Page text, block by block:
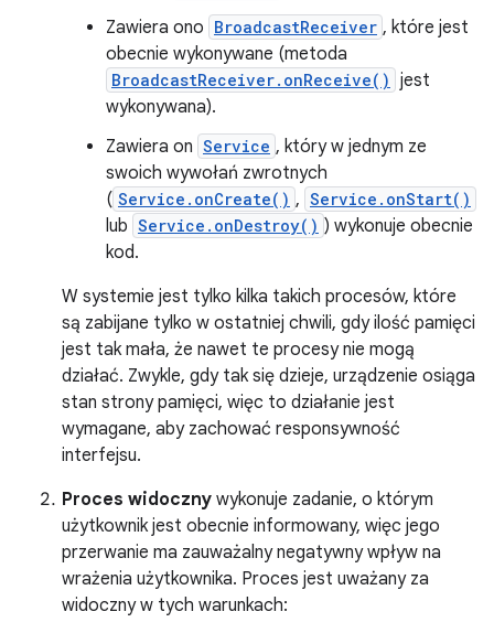
Zawiera ono BroadcastReceiver , które jest
obecnie wykonywane (metoda
BroadcastReceiver.onReceive() jest
wykonywana).
Zawiera on Service , który w jednym ze
swoich wywołań zwrotnych
( Service.onCreate() , Service.onStart()
lub Service.onDestroy() ) wykonuje obecnie
kod.
W systemie jest tylko kilka takich procesów, które
są zabijane tylko w ostatniej chwili, gdy ilość pamięci
jest tak mała, że nawet te procesy nie mogą
działać. Zwykle, gdy tak się dzieje, urządzenie osiąga
stan strony pamięci, więc to działanie jest
wymagane, aby zachować responsywność
interfejsu.
Proces widoczny wykonuje zadanie, o którym
użytkownik jest obecnie informowany, więc jego
przerwanie ma zauważalny negatywny wpływ na
wrażenia użytkownika. Proces jest uważany za
widoczny w tych warunkach: